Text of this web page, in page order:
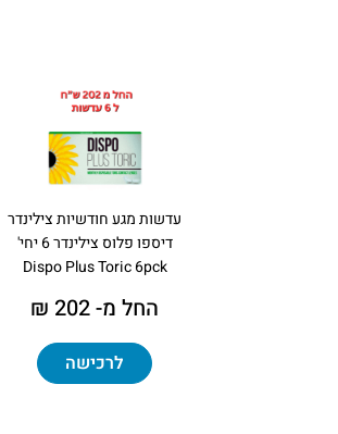
עדשות מגע חודשיות צילינדר
דיספו פלוס צילינדר 6 יחי'
Dispo Plus Toric 6pck
החל מ- 202 ₪
לרכישה